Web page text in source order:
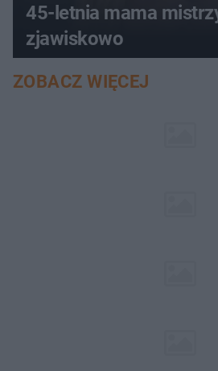
45-letnia mama
zjawiskowo
ZOBACZ WIĘCEJ